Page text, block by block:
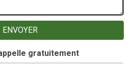
gratuitement